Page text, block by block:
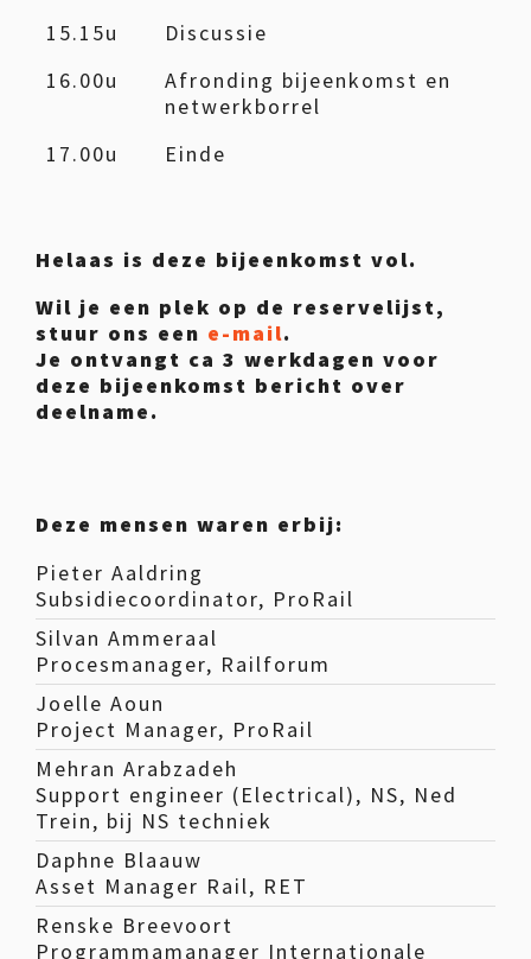
15.15u
Discussie
16.00u
Afronding bijeenkomst en
netwerkborrel
17.00u
Einde
Helaas is deze bijeenkomst vol.
Wil je een plek op de reservelijst,
stuur ons een e-mail.
Je ontvangt ca 3 werkdagen voor
deze bijeenkomst bericht over
deelname.
Deze mensen waren erbij:
Pieter Aaldring
Subsidiecoordinator, ProRail
Silvan Ammeraal
Procesmanager, Railforum
Joelle Aoun
Project Manager, ProRail
Mehran Arabzadeh
Support engineer (Electrical), NS, Ned
Trein, bij NS techniek
Daphne Blaauw
Asset Manager Rail, RET
Renske Breevoort
Programmamanager Internationale